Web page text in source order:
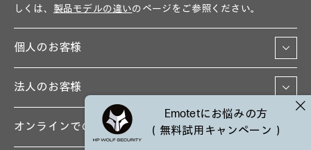
Emotetにお悩みの方
（無料試用キャンペーン）
しくは、 製品モデルの違いのページをご参照ください。
個人のお客様
法人のお客様
オンラインでのお問い合わせ